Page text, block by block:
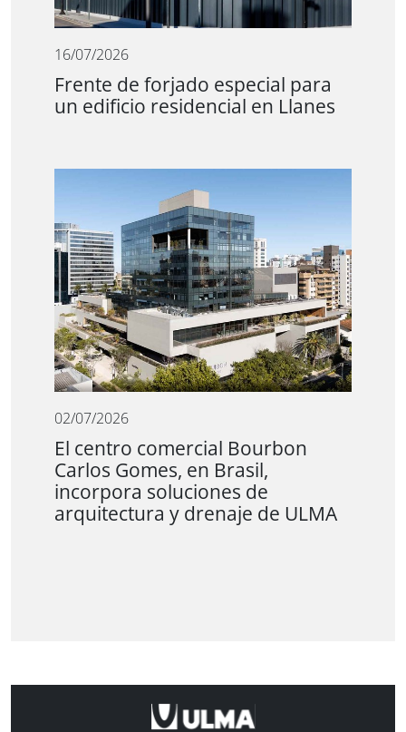
16/07/2026
Frente de forjado especial para
un edificio residencial en Llanes
02/07/2026
El centro comercial Bourbon
Carlos Gomes, en Brasil,
incorpora soluciones de
arquitectura y drenaje de ULMA